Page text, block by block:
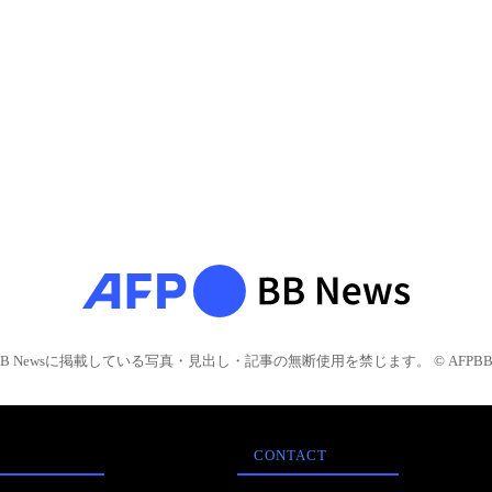
Newsに掲載している写真・見出し・記事の無断使用を禁じます。 © AFPBB
CONTACT